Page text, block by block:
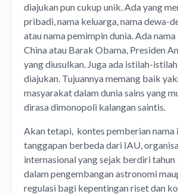
diajukan pun cukup unik. Ada yang
pribadi, nama keluarga, nama dewa-
atau nama pemimpin dunia. Ada
China atau Barak Obama, Presiden
yang diusulkan. Juga ada istilah-
diajukan. Tujuannya memang baik
masyarakat dalam dunia sains yang
dirasa dimonopoli kalangan saintis.
Akan tetapi, kontes pemberian nama
tanggapan berbeda dari IAU,
internasional yang sejak berdiri
dalam pengembangan astronomi
regulasi bagi kepentingan riset dan